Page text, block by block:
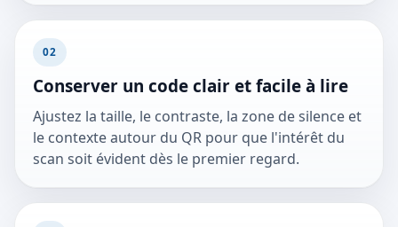
02
Conserver un code clair et facile à lire
Ajustez la taille, le contraste, la zone de silence et
le contexte autour du QR pour que l'intérêt du
scan soit évident dès le premier regard.